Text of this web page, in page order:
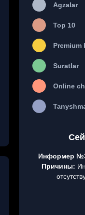
Agzalar
Top 10
Premium
Suratlar
Online
Информер
Причины: